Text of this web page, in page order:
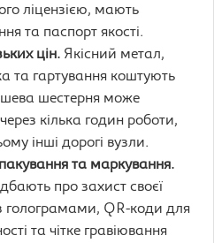
ліцензією, мають
та паспорт якості.
цін. Якісний метал,
та гартування коштують
шестерня може
кілька годин роботи,
інші дорогі вузли.
та маркування.
про захист своєї
голограмами, QR-коди для
та чітке гравіювання